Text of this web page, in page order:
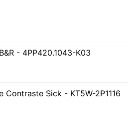
- 4PP420.1043-K03
Contraste Sick - KT5W-2P1116